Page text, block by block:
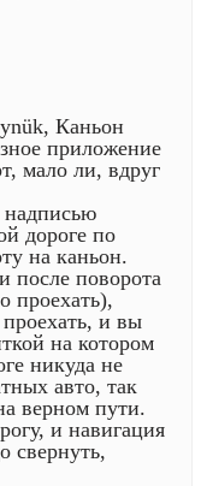
Каньон
приложение
мало ли, вдруг
надписью
дороге по
на каньон.
после поворота
проехать),
и вы
на котором
никуда не
авто, так
верном пути.
и навигация
свернуть,